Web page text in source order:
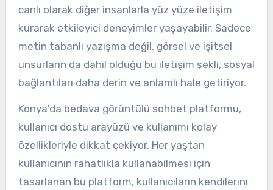
canlı olarak diğer insanlarla yüz yüze iletişim
kurarak etkileyici deneyimler yaşayabilir. Sadece
metin tabanlı yazışma değil, görsel ve işitsel
unsurların da dahil olduğu bu iletişim şekli, sosyal
bağlantıları daha derin ve anlamlı hale getiriyor.
Konya'da bedava görüntülü sohbet platformu,
kullanıcı dostu arayüzü ve kullanımı kolay
özellikleriyle dikkat çekiyor. Her yaştan
kullanıcının rahatlıkla kullanabilmesi için
tasarlanan bu platform, kullanıcıların kendilerini